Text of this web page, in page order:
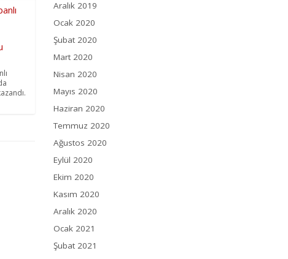
Aralık 2019
Ocak 2020
Şubat 2020
Mart 2020
Nisan 2020
Mayıs 2020
Haziran 2020
Temmuz 2020
Ağustos 2020
Eylül 2020
Ekim 2020
Kasım 2020
Aralık 2020
Ocak 2021
Şubat 2021